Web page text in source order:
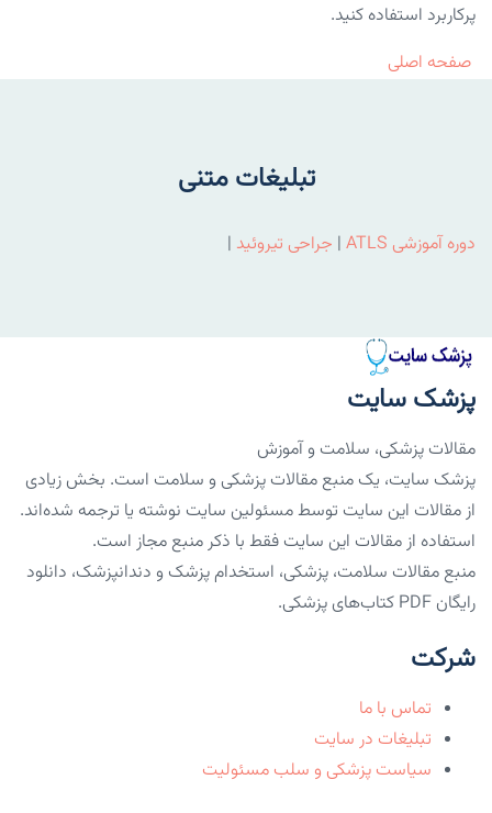
پرکاربرد استفاده کنید.
صفحه اصلی
تبلیغات متنی
دوره آموزشی ATLS | جراحی تیروئید |
پزشک سایت
مقالات پزشکی، سلامت و آموزش
پزشک سایت، یک منبع مقالات پزشکی و سلامت است. بخش زیادی
از مقالات این سایت توسط مسئولین سایت نوشته یا ترجمه شده‌اند.
استفاده از مقالات این سایت فقط با ذکر منبع مجاز است.
منبع مقالات سلامت، پزشکی، استخدام پزشک و دندانپزشک، دانلود
رایگان PDF کتاب‌های پزشکی.
شرکت
تماس با ما
تبلیغات در سایت
سیاست پزشکی و سلب مسئولیت